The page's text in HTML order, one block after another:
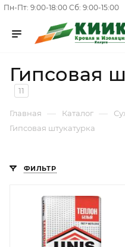
Пн-Пт: 9:00-18:00 Сб: 9:00-15:00
Гипсовая
11
Главная — Каталог —
Гипсовая штукатурка
ФИЛЬТР